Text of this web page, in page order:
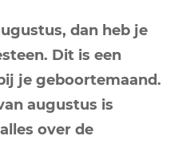
dan heb je
Dit is een
je geboortemaand.
augustus is
over de